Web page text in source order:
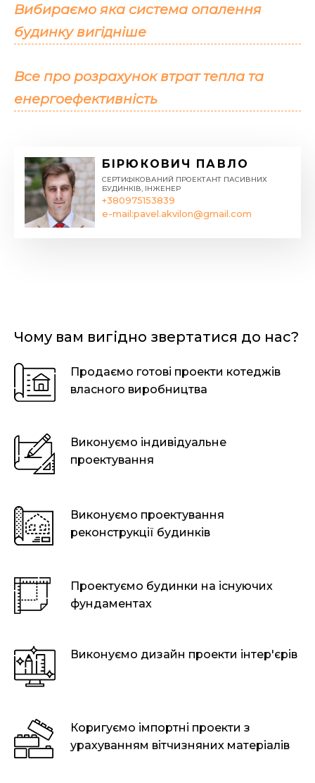
Вибираємо яка система опалення
будинку вигідніше
Все про розрахунок втрат тепла та
енергоефективність
БІРЮКОВИЧ ПАВЛО
СЕРТИФІКОВАНИЙ ПРОЕКТАНТ ПАСИВНИХ
БУДИНКІВ, ІНЖЕНЕР
+380975153839
e-mail:pavel.akvilon@gmail.com
Чому вам вигідно звертатися до нас?
Продаємо готові проекти котеджів
власного виробництва
Виконуємо індивідуальне
проектування
Виконуємо проектування
реконструкції будинків
Проектуємо будинки на існуючих
фундаментах
Виконуємо дизайн проекти інтер'єрів
Коригуємо імпортні проекти з
урахуванням вітчизняних матеріалів